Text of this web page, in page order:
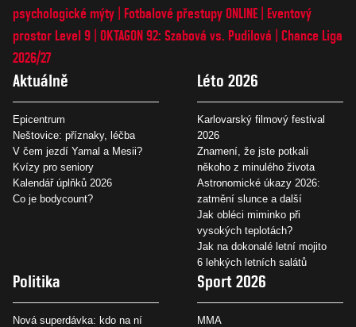
psychologické mýty
Fotbalové přestupy ONLINE
Eventový
prostor Level 9 OKTAGON 92: Szabová vs. Pudilová
Chance Liga
2026/27
Aktuálně
Epicentrum
Neštovice: příznaky, léčba
V čem jezdí Yamal a Mesii?
Kvízy pro seniory
Kalendář úplňků 2026
Co je bodycount?
Léto 2026
Karlovarský filmový festival
2026
Znamení, že jste potkali
někoho z minulého života
Astronomické úkazy 2026:
zatmění slunce a další
Jak obléci miminko při
vysokých teplotách?
Jak na dokonalé letní mojito
6 lehkých letních salátů
Politika
Nová superdávka: kdo na ní
Sport 2026
MMA